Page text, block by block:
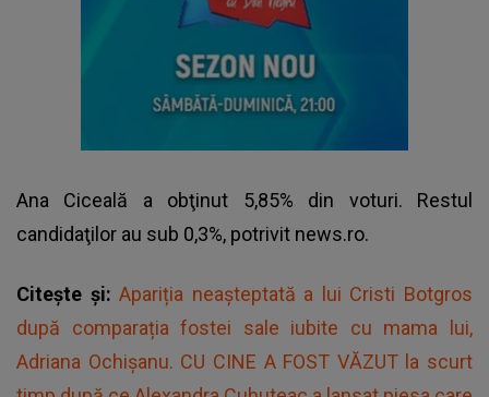
Ana Ciceală a obţinut 5,85% din voturi. Restul
candidaţilor au sub 0,3%, potrivit news.ro.
Citește și:Apariția neașteptată a lui Cristi Botgros
după comparația fostei sale iubite cu mama lui,
Adriana Ochișanu. CU CINE A FOST VĂZUT la scurt